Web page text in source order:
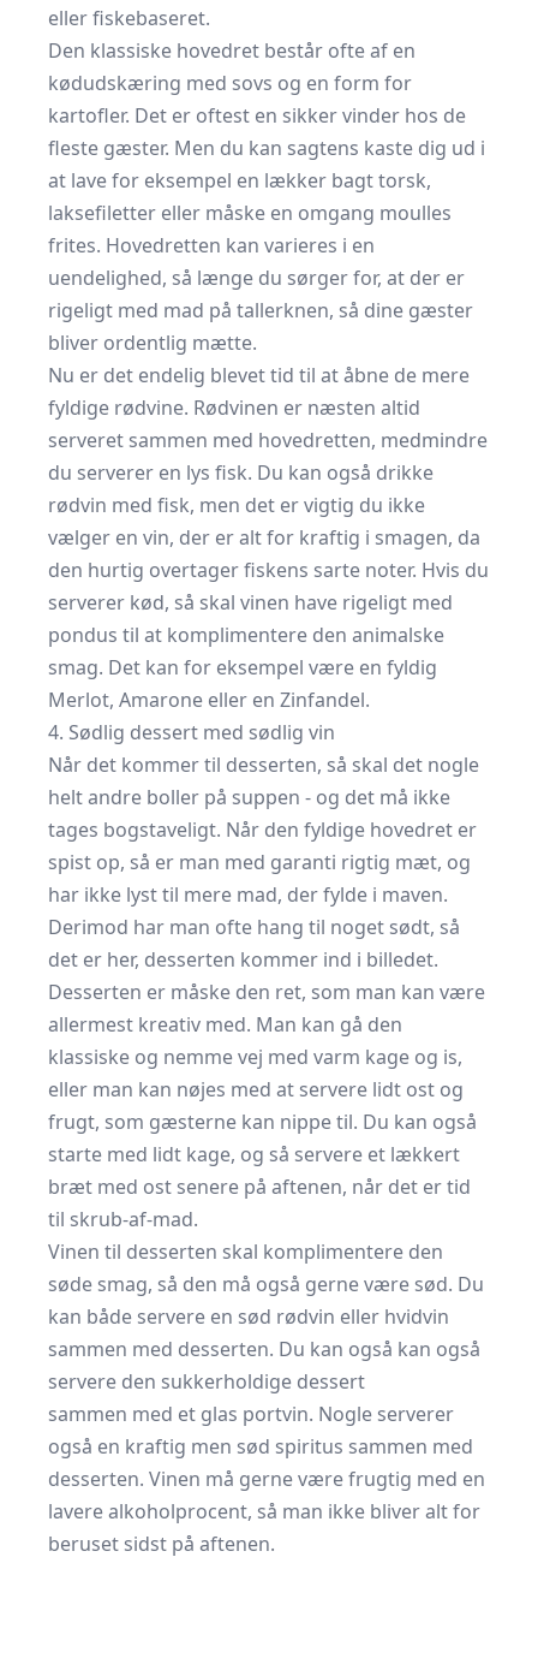
eller fiskebaseret.
Den klassiske hovedret består ofte af en
kødudskæring med sovs og en form for
kartofler. Det er oftest en sikker vinder hos de
fleste gæster. Men du kan sagtens kaste dig ud i
at lave for eksempel en lækker bagt torsk,
laksefiletter eller måske en omgang moulles
frites. Hovedretten kan varieres i en
uendelighed, så længe du sørger for, at der er
rigeligt med mad på tallerknen, så dine gæster
bliver ordentlig mætte.
Nu er det endelig blevet tid til at åbne de mere
fyldige rødvine. Rødvinen er næsten altid
serveret sammen med hovedretten, medmindre
du serverer en lys fisk. Du kan også drikke
rødvin med fisk, men det er vigtig du ikke
vælger en vin, der er alt for kraftig i smagen, da
den hurtig overtager fiskens sarte noter. Hvis du
serverer kød, så skal vinen have rigeligt med
pondus til at komplimentere den animalske
smag. Det kan for eksempel være en fyldig
Merlot, Amarone eller en Zinfandel.
4. Sødlig dessert med sødlig vin
Når det kommer til desserten, så skal det nogle
helt andre boller på suppen - og det må ikke
tages bogstaveligt. Når den fyldige hovedret er
spist op, så er man med garanti rigtig mæt, og
har ikke lyst til mere mad, der fylde i maven.
Derimod har man ofte hang til noget sødt, så
det er her, desserten kommer ind i billedet.
Desserten er måske den ret, som man kan være
allermest kreativ med. Man kan gå den
klassiske og nemme vej med varm kage og is,
eller man kan nøjes med at servere lidt ost og
frugt, som gæsterne kan nippe til. Du kan også
starte med lidt kage, og så servere et lækkert
bræt med ost senere på aftenen, når det er tid
til skrub-af-mad.
Vinen til desserten skal komplimentere den
søde smag, så den må også gerne være sød. Du
kan både servere en sød rødvin eller hvidvin
sammen med desserten. Du kan også kan også
servere den sukkerholdige dessert
sammen med et glas portvin. Nogle serverer
også en kraftig men sød spiritus sammen med
desserten. Vinen må gerne være frugtig med en
lavere alkoholprocent, så man ikke bliver alt for
beruset sidst på aftenen.